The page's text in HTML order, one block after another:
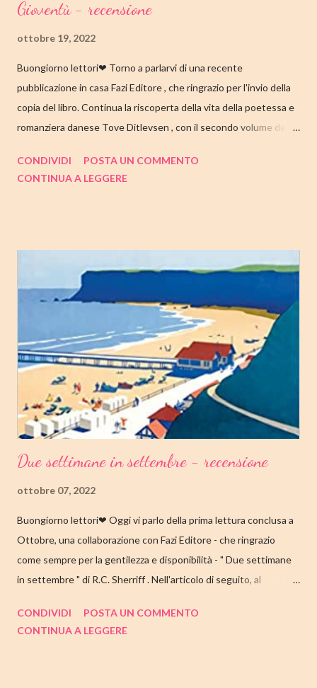
Gioventù - recensione
ottobre 19, 2022
Buongiorno lettori❤ Torno a parlarvi di una recente
pubblicazione in casa Fazi Editore , che ringrazio per l'invio della
copia del libro. Continua la riscoperta della vita della poetessa e
romanziera danese Tove Ditlevsen , con il secondo volume della
come sempre, trovate tutte le mie impressioni al suo termine.
14.25/EBOOK 8.99 Link Amazon TRAMA Dopo "Infanzia", il
secondo capitolo della trilogia di Copenaghen, grande classico
della letteratura danese oggi riscoperto e acclamato a livello
internazionale. La piccola Tove è cresciuta in fretta: costretta ad
abbandonare la scuola molto presto, a quattordici anni compie i
primi passi nel mondo del lavoro. Indossato il vestito buono e
infilato il ...
CONDIVIDI
POSTA UN COMMENTO
CONTINUA A LEGGERE
Due settimane in settembre - recensione
ottobre 07, 2022
Buongiorno lettori❤ Oggi vi parlo della prima lettura conclusa a
Ottobre, una collaborazione con Fazi Editore - che ringrazio
come sempre per la gentilezza e disponibilità - " Due settimane
in settembre " di R.C. Sherriff . Nell'articolo di seguito, al
TITOLO: DUE SETTIMANE IN SETTEMBRE AUTORE: R.C.
CONDIVIDI
POSTA UN COMMENTO
CONTINUA A LEGGERE